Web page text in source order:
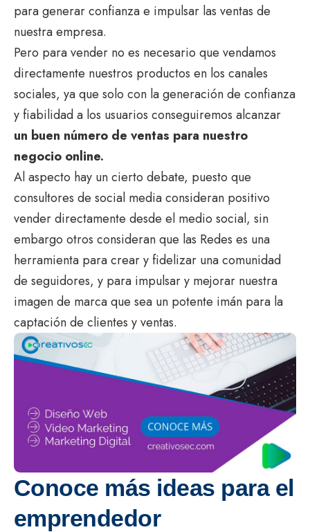
para generar confianza e impulsar las ventas de
nuestra empresa.
Pero para vender no es necesario que vendamos
directamente nuestros productos en los canales
sociales, ya que solo con la generación de confianza
y fiabilidad a los usuarios conseguiremos alcanzar
un buen número de ventas para nuestro
negocio online.
Al aspecto hay un cierto debate, puesto que
consultores de social media consideran positivo
vender directamente desde el medio social, sin
embargo otros consideran que las Redes es una
herramienta para crear y fidelizar una comunidad
de seguidores, y para impulsar y mejorar nuestra
imagen de marca que sea un potente imán para la
captación de clientes y ventas.
Conoce más ideas para el
emprendedor